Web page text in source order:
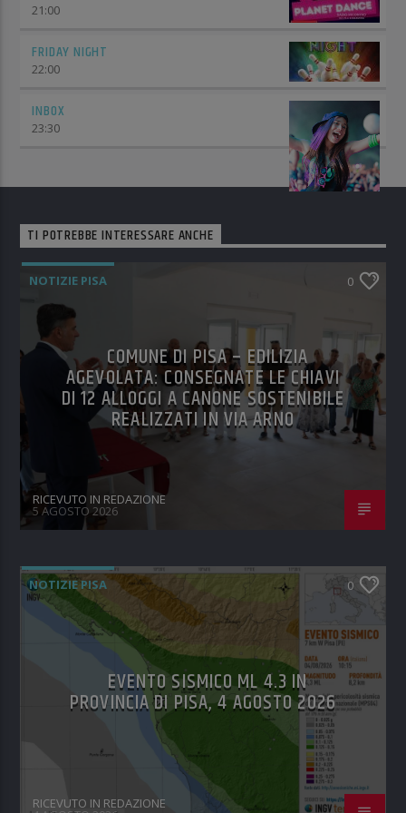
21:00
FRIDAY NIGHT
22:00
INBOX
23:30
TI POTREBBE INTERESSARE ANCHE
NOTIZIE PISA 0
COMUNE DI PISA – EDILIZIA
AGEVOLATA: CONSEGNATE LE CHIAVI
DI 12 ALLOGGI A CANONE SOSTENIBILE
REALIZZATI IN VIA ARNO
RICEVUTO IN REDAZIONE
5 AGOSTO 2026
NOTIZIE PISA 0
EVENTO SISMICO ML 4.3 IN
PROVINCIA DI PISA, 4 AGOSTO 2026
RICEVUTO IN REDAZIONE